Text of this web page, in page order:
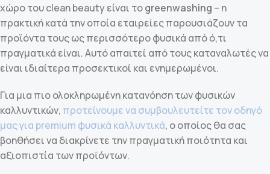
χώρο του clean beauty είναι τοgreenwashing – η
πρακτική κατά την οποία εταιρείες παρουσιάζουν τα
προϊόντα τους ως περισσότερο φυσικά από ό,τι
πραγματικά είναι. Αυτό απαιτεί από τους καταναλωτές να
είναι ιδιαίτερα προσεκτικοί και ενημερωμένοι.
Για μια πιο ολοκληρωμένη κατανόηση των φυσικών
καλλυντικών, προτείνουμε να συμβουλευτείτε τον οδηγό
μας για premium φυσικά καλλυντικά, ο οποίος θα σας
βοηθήσει να διακρίνετε την πραγματική ποιότητα και
αξιοπιστία των προϊόντων.